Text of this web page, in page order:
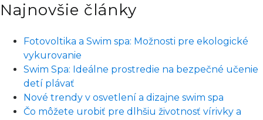
obdobím
výber
vírivky
ktorá
pre
Najnovšie články
Fotovoltika a Swim spa: Možnosti pre ekologické
vykurovanie
Swim Spa: Ideálne prostredie na bezpečné učenie
detí plávať
Nové trendy v osvetlení a dizajne swim spa
Čo môžete urobiť pre dlhšiu životnosť vírivky a